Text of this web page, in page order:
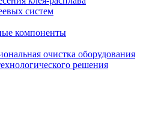
систем
компоненты
очистка оборудования
решения